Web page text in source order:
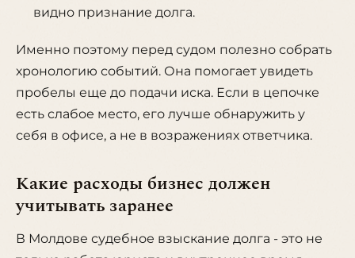
видно признание долга.
Именно поэтому перед судом полезно собрать
хронологию событий. Она помогает увидеть
пробелы еще до подачи иска. Если в цепочке
есть слабое место, его лучше обнаружить у
себя в офисе, а не в возражениях ответчика.
Какие расходы бизнес должен
учитывать заранее
В Молдове судебное взыскание долга - это не